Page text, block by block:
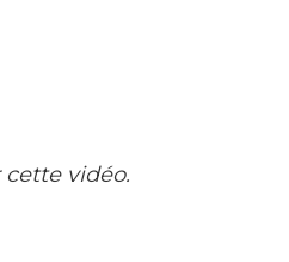
vidéo.